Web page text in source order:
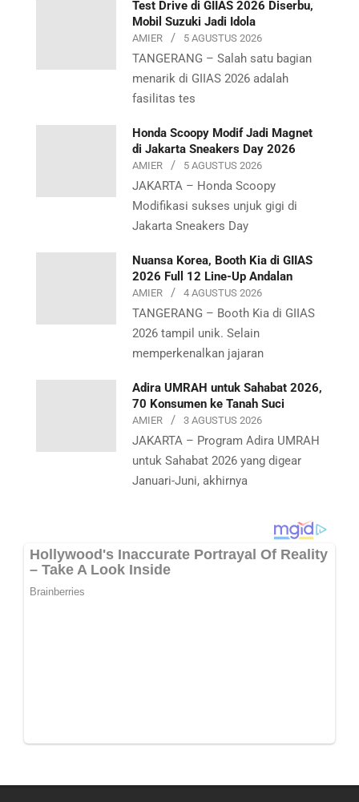
Test Drive di GIIAS 2026 Diserbu,
Mobil Suzuki Jadi Idola
AMIER 5 AGUSTUS 2026
TANGERANG – Salah satu bagian
menarik di GIIAS 2026 adalah
fasilitas tes
Honda Scoopy Modif Jadi Magnet
di Jakarta Sneakers Day 2026
AMIER 5 AGUSTUS 2026
JAKARTA – Honda Scoopy
Modifikasi sukses unjuk gigi di
Jakarta Sneakers Day
Nuansa Korea, Booth Kia di GIIAS
2026 Full 12 Line-Up Andalan
AMIER 4 AGUSTUS 2026
TANGERANG – Booth Kia di GIIAS
2026 tampil unik. Selain
memperkenalkan jajaran
Adira UMRAH untuk Sahabat 2026,
70 Konsumen ke Tanah Suci
AMIER 3 AGUSTUS 2026
JAKARTA – Program Adira UMRAH
untuk Sahabat 2026 yang digear
Januari-Juni, akhirnya